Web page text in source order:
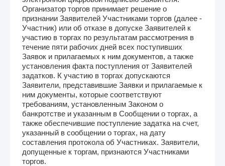
Организатор торгов принимает решение о
признании Заявителей Участниками торгов (далее -
Участник) или об отказе в допуске Заявителей к
участию в торгах по результатам рассмотрения в
течение пяти рабочих дней всех поступивших
Заявок и прилагаемых к ним документов, а также
установления факта поступления от Заявителей
задатков. К участию в торгах допускаются
Заявители, представившие Заявки и прилагаемые к
ним документы, которые соответствуют
требованиям, установленным Законом о
банкротстве и указанным в Сообщении о торгах, а
также обеспечившие поступление задатка на счет,
указанный в сообщении о торгах, на дату
составления протокола об Участниках. Заявители,
допущенные к торгам, признаются Участниками
торгов.